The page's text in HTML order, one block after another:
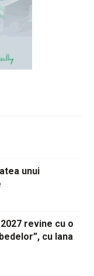
unui
revine cu o
cu Iana